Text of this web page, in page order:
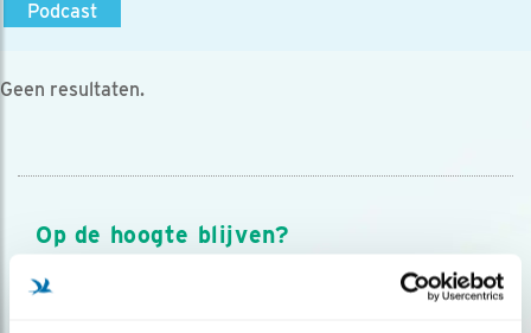
Podcast
Geen resultaten.
Op de hoogte blijven?
Meld je aan en ontvang nieuws, inspiratie, acties en tips
over vogels en activiteiten van Vogelbescherming.